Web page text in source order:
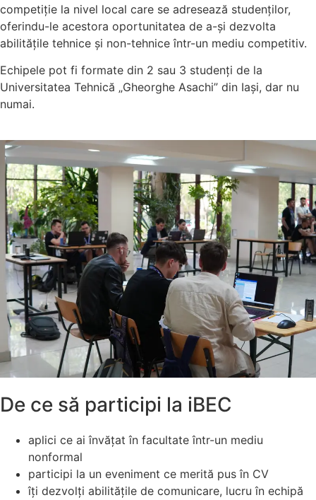
competiție la nivel local care se adresează studenților,
oferindu-le acestora oportunitatea de a-și dezvolta
abilitățile tehnice și non-tehnice într-un mediu competitiv.
Echipele pot fi formate din 2 sau 3 studenți de la
Universitatea Tehnică „Gheorghe Asachi” din Iași, dar nu
numai.
De ce să participi la iBEC
aplici ce ai învățat în facultate într-un mediu
nonformal
participi la un eveniment ce merită pus în CV
îți dezvolți abilitățile de comunicare, lucru în echipă